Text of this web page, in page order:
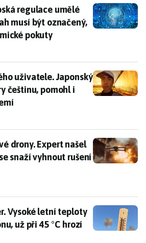
regulace umělé inteligence.
regulace umělé
musí být označený,
pokuty
uživatele. Japonský vývojář
uživatele. Japonský
češtinu, pomohl i
drony. Expert našel chytrý
drony. Expert našel
snaží vyhnout rušení
Vysoké letní teploty škodí
Vysoké letní teploty
už při 45 °C hrozí